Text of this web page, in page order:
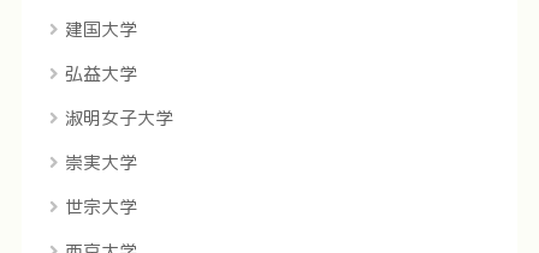
建国大学
弘益大学
淑明女子大学
崇実大学
世宗大学